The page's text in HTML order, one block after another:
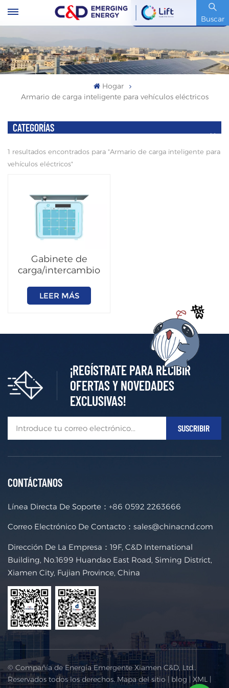
Buscar
Código De Stock : 600153.SH
Hogar
Armario de carga inteligente para vehículos eléctricos
CATEGORÍAS
1 resultados encontrados para "Armario de carga inteligente para
vehículos eléctricos"
Gabinete de
carga/intercambio
eficiencia
(personalizable)
LEER MÁS
¡REGÍSTRATE PARA RECIBIR
OFERTAS Y NOVEDADES
EXCLUSIVAS!
CONTÁCTANOS
Línea Directa De Soporte： +86 0592 2263666
Correo Electrónico De Contacto： sales@chinacnd.com
Dirección De La Empresa：19F, C&D International
Building, No.1699 Huandao East Road, Siming District,
Xiamen City, Fujian Province, China
© Compañía de Energía Emergente Xiamen C&D, Ltd..
Reservados todos los derechos. Mapa del sitio | blog | XML |